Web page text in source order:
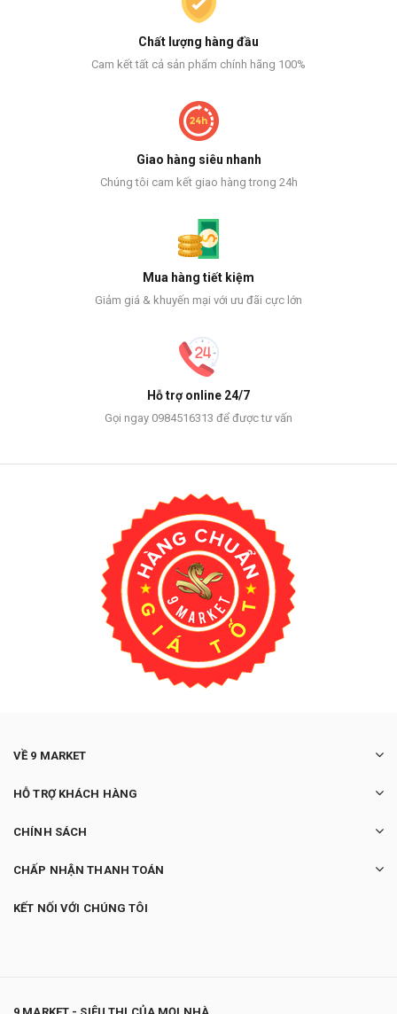
Chất lượng hàng đầu
Cam kết tất cả sản phẩm chính hãng 100%
Giao hàng siêu nhanh
Chúng tôi cam kết giao hàng trong 24h
Mua hàng tiết kiệm
Giảm giá & khuyến mại với ưu đãi cực lớn
Hỗ trợ online 24/7
Gọi ngay 0984516313 để được tư vấn
VỀ 9 MARKET
HỖ TRỢ KHÁCH HÀNG
CHÍNH SÁCH
CHẤP NHẬN THANH TOÁN
KẾT NỐI VỚI CHÚNG TÔI